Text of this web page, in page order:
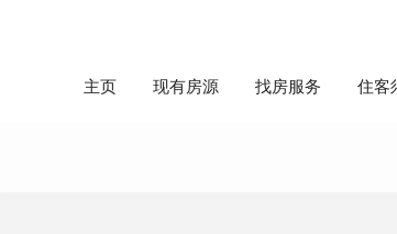
主页 现有房源 找房服务 住客